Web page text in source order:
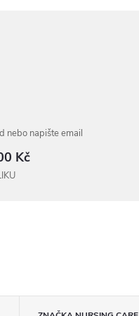
nebo napište email
Kč